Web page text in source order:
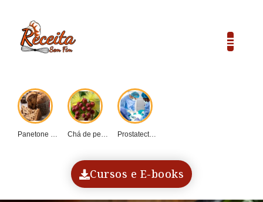
Panetone caseiro vs.... Chá de pequi:... Prostatectomia: Guia completo...
Cursos e E-books